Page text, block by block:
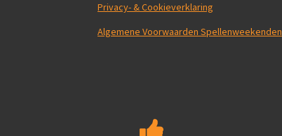
Privacy- & Cookieverklaring
Algemene Voorwaarden Spellenweekenden